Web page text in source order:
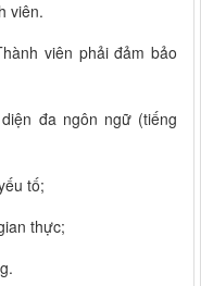
viên.
viên phải đảm bảo
đa ngôn ngữ (tiếng
tố;
thực;